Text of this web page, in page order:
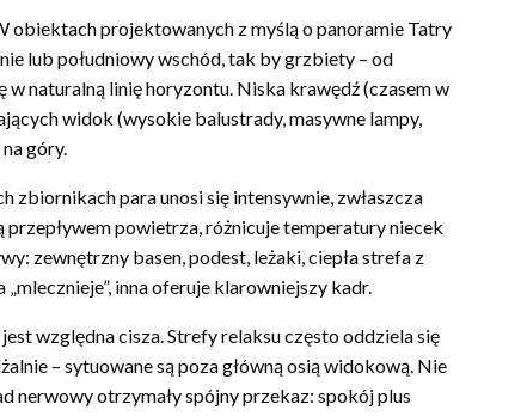
obiektach projektowanych z myślą o panoramie Tatry
lub południowy wschód, tak by grzbiety – od
w naturalną linię horyzontu. Niska krawędź (czasem w
widok (wysokie balustrady, masywne lampy,
góry.
para unosi się intensywnie, zwłaszcza
powietrza, różnicuje temperatury niecek
zewnętrzny basen, podest, leżaki, ciepła strefa z
inna oferuje klarowniejszy kadr.
względna cisza. Strefy relaksu często oddziela się
– sytuowane są poza główną osią widokową. Nie
nerwowy otrzymały spójny przekaz: spokój plus